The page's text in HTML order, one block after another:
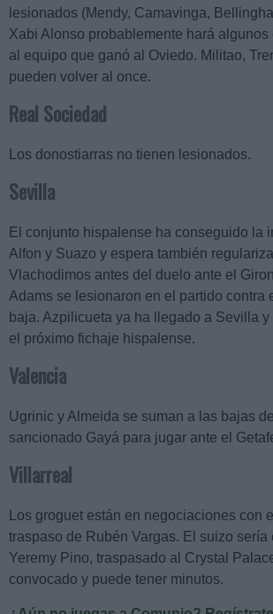
lesionados (Mendy, Camavinga,
Xabi Alonso probablemente hará algunos
al equipo que ganó al Oviedo. Militao,
pueden volver al once.
Real Sociedad
Los donostiarras no tienen lesionados.
Sevilla
El conjunto hispalense ha conseguido la
Alfon y Suazo y espera también
Vlachodimos antes del duelo ante el
Adams se lesionaron en el partido contra
baja. Azpilicueta ya ha llegado a Sevilla
el próximo fichaje hispalense.
Valencia
Ugrinic y Almeida se suman a las bajas
sancionado Gayá para jugar ante el
Villarreal
Los groguet están en negociaciones con
traspaso de Rubén Vargas. El suizo sería
Yeremy Pino, traspasado al Crystal
convocado y puede tener minutos.